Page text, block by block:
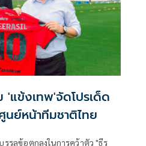
'แข้งเทพ'จัดโปรเด็ด
ย์หน้าทีมชาติไทย
รลุข้อตกลงในการคว้าตัว "ธีร